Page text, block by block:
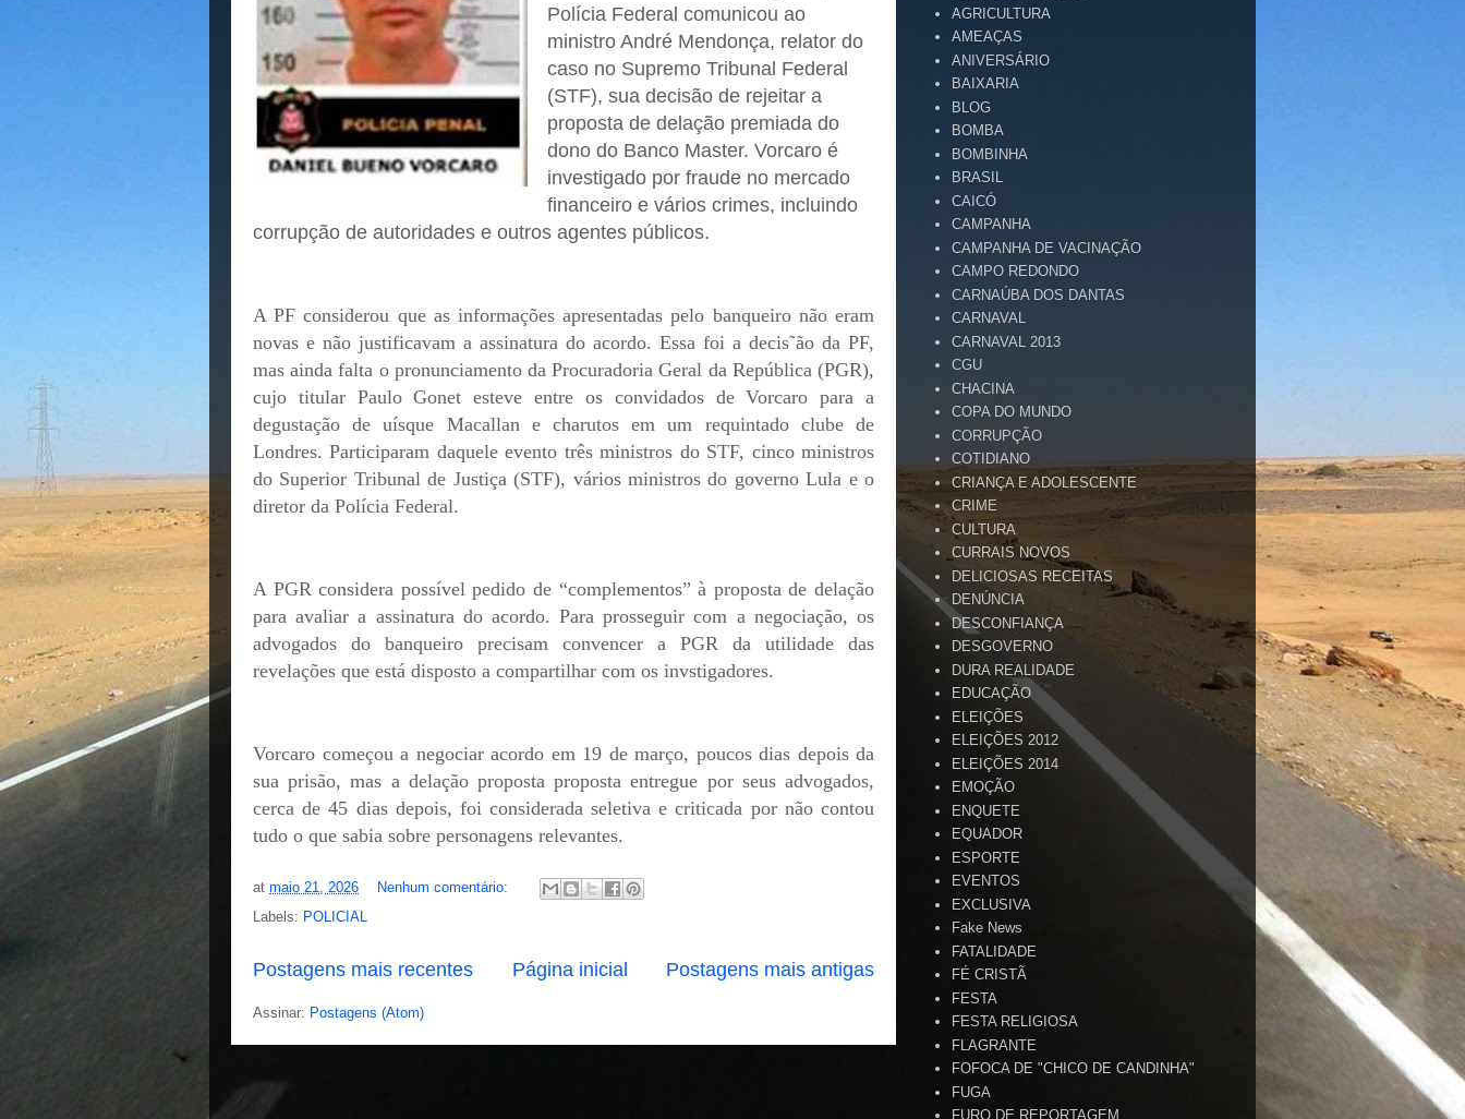
Polícia Federal comunicou ao
ministro André Mendonça, relator do
caso no Supremo Tribunal Federal
(STF), sua decisão de rejeitar a
proposta de delação premiada do
dono do Banco Master. Vorcaro é
investigado por fraude no mercado
financeiro e vários crimes, incluindo
corrupção de autoridades e outros agentes públicos.
A PF considerou que as informações apresentadas pelo banqueiro não eram
novas e não justificavam a assinatura do acordo. Essa foi a decis˜ão da PF,
mas ainda falta o pronunciamento da Procuradoria Geral da República (PGR),
cujo titular Paulo Gonet esteve entre os convidados de Vorcaro para a
degustação de uísque Macallan e charutos em um requintado clube de
Londres. Participaram daquele evento três ministros do STF, cinco ministros
do Superior Tribunal de Justiça (STF), vários ministros do governo Lula e o
diretor da Polícia Federal.
A PGR considera possível pedido de “complementos” à proposta de delação
para avaliar a assinatura do acordo. Para prosseguir com a negociação, os
advogados do banqueiro precisam convencer a PGR da utilidade das
revelações que está disposto a compartilhar com os invstigadores.
Vorcaro começou a negociar acordo em 19 de março, poucos dias depois da
sua prisão, mas a delação proposta proposta entregue por seus advogados,
cerca de 45 dias depois, foi considerada seletiva e criticada por não contou
tudo o que sabia sobre personagens relevantes.
at maio 21, 2026
Nenhum comentário:
Labels: POLICIAL
Postagens mais recentes Postagens mais antigas
Página inicial
Assinar: Postagens (Atom)
AGRICULTURA
AMEAÇAS
ANIVERSÁRIO
BAIXARIA
BLOG
BOMBA
BOMBINHA
BRASIL
CAICÓ
CAMPANHA
CAMPANHA DE VACINAÇÃO
CAMPO REDONDO
CARNAÚBA DOS DANTAS
CARNAVAL
CARNAVAL 2013
CGU
CHACINA
COPA DO MUNDO
CORRUPÇÃO
COTIDIANO
CRIANÇA E ADOLESCENTE
CRIME
CULTURA
CURRAIS NOVOS
DELICIOSAS RECEITAS
DENÚNCIA
DESCONFIANÇA
DESGOVERNO
DURA REALIDADE
EDUCAÇÃO
ELEIÇÕES
ELEIÇÕES 2012
ELEIÇÕES 2014
EMOÇÃO
ENQUETE
EQUADOR
ESPORTE
EVENTOS
EXCLUSIVA
Fake News
FATALIDADE
FÉ CRISTÃ
FESTA
FESTA RELIGIOSA
FLAGRANTE
FOFOCA DE "CHICO DE CANDINHA"
FUGA
FURO DE REPORTAGEM